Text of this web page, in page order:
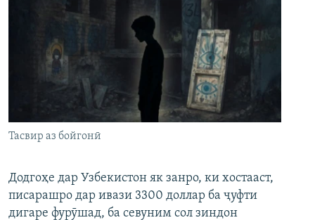
Тасвир аз бойгонӣ
Додгоҳе дар Узбекистон як занро, ки хостааст,
писарашро дар ивази 3300 доллар ба ҷуфти
дигаре фурӯшад, ба севуним сол зиндон